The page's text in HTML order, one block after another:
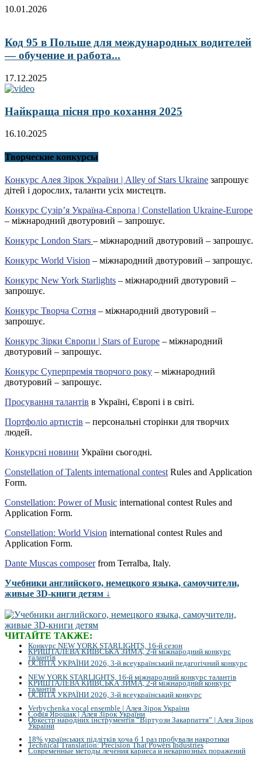
10.01.2026
Код 95 в Польше для международных водителей
— обучение и работа...
17.12.2025
Найкраща пісня про кохання 2025
16.10.2025
Творческие конкурсы
Конкурс Алея Зірок України | Alley of Stars Ukraine запрошує
дітей і дорослих, таланти усіх мистецтв.
Конкурс Сузір’я Україна-Європа | Constellation Ukraine-Europe
– міжнародний двотуровий – запрошує.
Конкурс London Stars – міжнародний двотуровий – запрошує.
Конкурс World Vision – міжнародний двотуровий – запрошує.
Конкурс New York Starlights – міжнародний двотуровий –
запрошує.
Конкурс Творча Сотня – міжнародний двотуровий –
запрошує.
Конкурс Зірки Європи | Stars of Europe – міжнародний
двотуровий – запрошує.
Конкурс Суперпремія творчого року – міжнародний
двотуровий – запрошує.
Просування талантів в Україні, Європі і в світі.
Портфоліо артистів – персональні сторінки для творчих
людей.
Конкурсні новини України сьогодні.
Constellation of Talents international contest Rules and Application
Form.
Constellation: Power of Music international contest Rules and
Application Form.
Constellation: World Vision international contest Rules and
Application Form.
Dante Muscas composerfrom Terralba, Italy.
Учебники английского, немецкого языка, самоучители,
живые 3D-книги детям ↓
ЧИТАЙТЕ ТАКЖЕ:
Конкурс NEW YORK STARLIGHTS, 16-й сезон
КРИШТАЛЕВА КИЇВСЬКА ЗИМА, 2-й міжнародний конкурс
талантів
ОСВІТА УКРАЇНИ 2026, 3-й всеукраїнський педагогічний конкурс
NEW YORK STARLIGHTS, 16-й міжнародний конкурс талантів
КРИШТАЛЕВА КИЇВСЬКА ЗИМА, 2-й міжнародний конкурс
талантів
ОСВІТА УКРАЇНИ 2026, 3-й всеукраїнський конкурс
Verbychenka vocal ensemble | Алея Зірок України
Софія Ярошак | Алея Зірок України
Оркестр народних інструментів “Віртуози Закарпаття” | Алея Зірок
України
18% українських підлітків хоча б 1 раз пробували накротики
Technical Translation: Precision That Powers Industries
Современные методы лечения кариеса и некариозных поражений